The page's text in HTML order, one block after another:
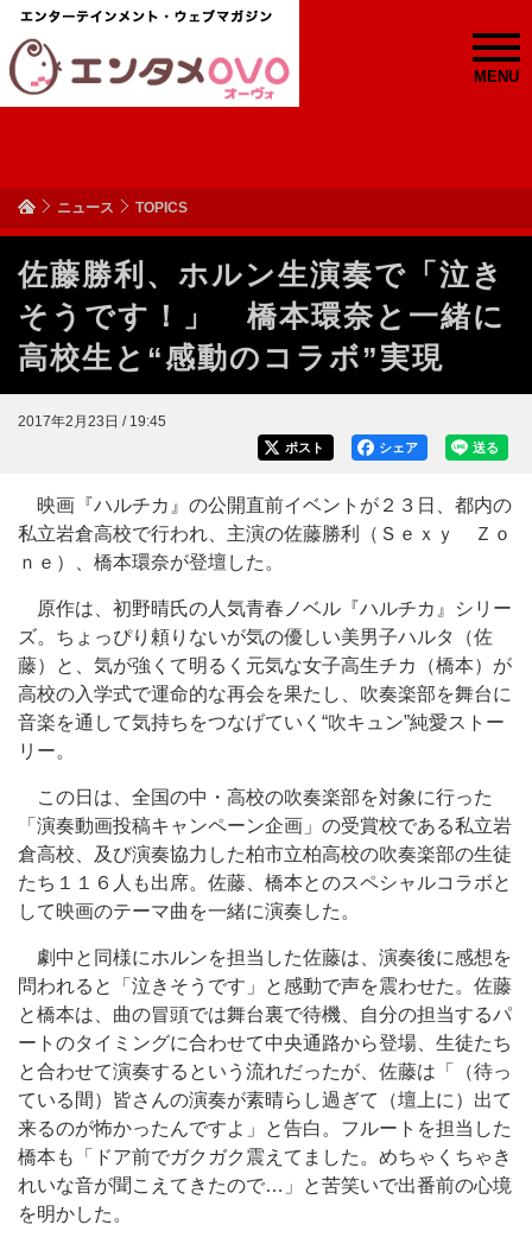
MENU
ニュース TOPICS
佐藤勝利、ホルン生演奏で「泣き
そうです！」 橋本環奈と一緒に
高校生と“感動のコラボ”実現
2017年2月23日 / 19:45
送る
シェア
ポスト
映画『ハルチカ』の公開直前イベントが２３日、都内の
私立岩倉高校で行われ、主演の佐藤勝利（Ｓｅｘｙ Ｚｏ
ｎｅ）、橋本環奈が登壇した。
原作は、初野晴氏の人気青春ノベル『ハルチカ』シリー
ズ。ちょっぴり頼りないが気の優しい美男子ハルタ（佐
藤）と、気が強くて明るく元気な女子高生チカ（橋本）が
高校の入学式で運命的な再会を果たし、吹奏楽部を舞台に
音楽を通して気持ちをつなげていく“吹キュン”純愛ストー
リー。
この日は、全国の中・高校の吹奏楽部を対象に行った
「演奏動画投稿キャンペーン企画」の受賞校である私立岩
倉高校、及び演奏協力した柏市立柏高校の吹奏楽部の生徒
たち１１６人も出席。佐藤、橋本とのスペシャルコラボと
して映画のテーマ曲を一緒に演奏した。
劇中と同様にホルンを担当した佐藤は、演奏後に感想を
問われると「泣きそうです」と感動で声を震わせた。佐藤
と橋本は、曲の冒頭では舞台裏で待機、自分の担当するパ
ートのタイミングに合わせて中央通路から登場、生徒たち
と合わせて演奏するという流れだったが、佐藤は「（待っ
ている間）皆さんの演奏が素晴らし過ぎて（壇上に）出て
来るのが怖かったんですよ」と告白。フルートを担当した
橋本も「ドア前でガクガク震えてました。めちゃくちゃき
れいな音が聞こえてきたので…」と苦笑いで出番前の心境
を明かした。